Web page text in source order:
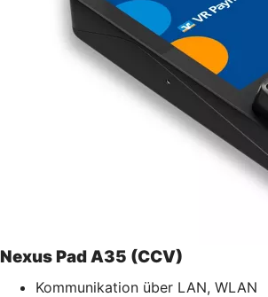
Nexus Pad A35 (CCV)
Kommunikation über LAN, WLAN